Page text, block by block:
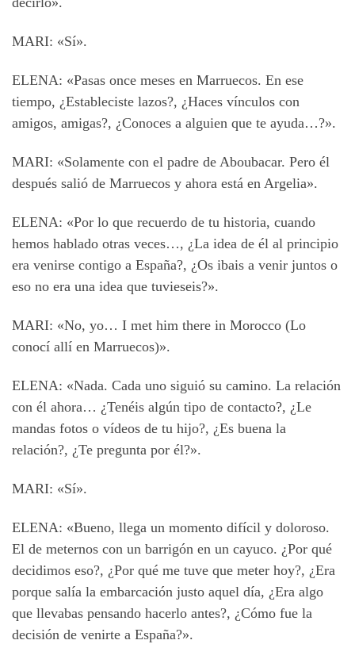
MARI: «Sí».
ELENA: «Pasas once meses en Marruecos. En ese
tiempo, ¿Estableciste lazos?, ¿Haces vínculos con
amigos, amigas?, ¿Conoces a alguien que te ayuda…?».
MARI: «Solamente con el padre de Aboubacar. Pero él
después salió de Marruecos y ahora está en Argelia».
ELENA: «Por lo que recuerdo de tu historia, cuando
hemos hablado otras veces…, ¿La idea de él al principio
era venirse contigo a España?, ¿Os ibais a venir juntos o
eso no era una idea que tuvieseis?».
MARI: «No, yo… I met him there in Morocco (Lo
conocí allí en Marruecos)».
ELENA: «Nada. Cada uno siguió su camino. La relación
con él ahora… ¿Tenéis algún tipo de contacto?, ¿Le
mandas fotos o vídeos de tu hijo?, ¿Es buena la
relación?, ¿Te pregunta por él?».
MARI: «Sí».
ELENA: «Bueno, llega un momento difícil y doloroso.
El de meternos con un barrigón en un cayuco. ¿Por qué
decidimos eso?, ¿Por qué me tuve que meter hoy?, ¿Era
porque salía la embarcación justo aquel día, ¿Era algo
que llevabas pensando hacerlo antes?, ¿Cómo fue la
decisión de venirte a España?».